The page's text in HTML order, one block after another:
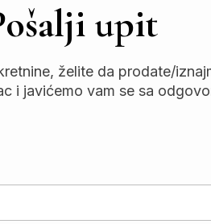
upit
želite da prodate/
i javićemo vam se sa